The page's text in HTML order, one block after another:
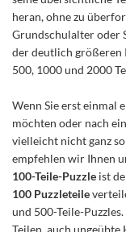
heran, ohne zu
Grundschulalter oder
der deutlich größeren
500, 1000 und 2000
Wenn Sie erst einmal
möchten oder nach
vielleicht nicht ganz
empfehlen wir Ihnen
100-Teile-Puzzle ist
100 Puzzleteile
und 500-Teile-
Teilen, auch